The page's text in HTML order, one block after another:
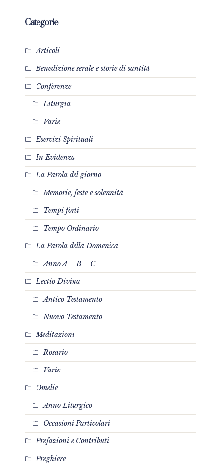
Categorie
Articoli
Benedizione serale e storie di santità
Conferenze
Liturgia
Varie
Esercizi Spirituali
In Evidenza
La Parola del giorno
Memorie, feste e solennità
Tempi forti
Tempo Ordinario
La Parola della Domenica
Anno A – B – C
Lectio Divina
Antico Testamento
Nuovo Testamento
Meditazioni
Rosario
Varie
Omelie
Anno Liturgico
Occasioni Particolari
Prefazioni e Contributi
Preghiere